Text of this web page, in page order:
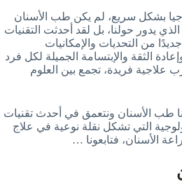
بشكل سريع، لم يكن طب الأسنان
يدور حولنا، بل لقد أحدثت التقنيات
من التحديات والإمكانيات
الثقة والإبتسامة الجميلة لكل فرد
علاجية فريدة، تجمع بين العلوم
طب الأسنان ونتعمق في أحدث تقنيات
التي تشكل نقلة نوعية في علاج
الأسنان، فتابعونا …